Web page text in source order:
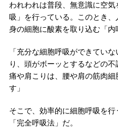
われわれは普段、無意識に空
吸」を行っている。このとき
身の細胞に酸素を取り込む「内
「充分な細胞呼吸ができてい
り、頭がボーッとするなどの
痛や肩こりは、腰や肩の筋肉
す」
そこで、効率的に細胞呼吸を行
「完全呼吸法」だ。